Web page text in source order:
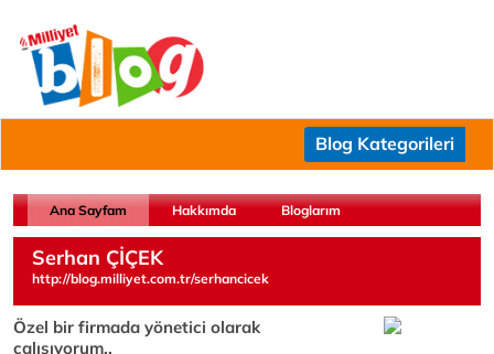
Blog Kategorileri
Ana Sayfam Hakkımda Bloglarım
Serhan ÇİÇEK
http://blog.milliyet.com.tr/serhancicek
Özel bir firmada yönetici olarak
çalışıyorum..